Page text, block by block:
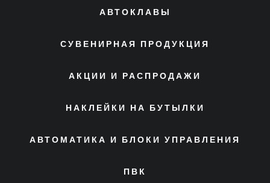
АВТОКЛАВЫ
СУВЕНИРНАЯ ПРОДУКЦИЯ
АКЦИИ И РАСПРОДАЖИ
НАКЛЕЙКИ НА БУТЫЛКИ
АВТОМАТИКА И БЛОКИ УПРАВЛЕНИЯ
ПВК